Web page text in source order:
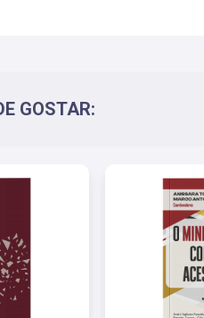
GOSTAR: